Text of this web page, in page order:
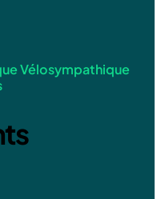
Vélosympathique